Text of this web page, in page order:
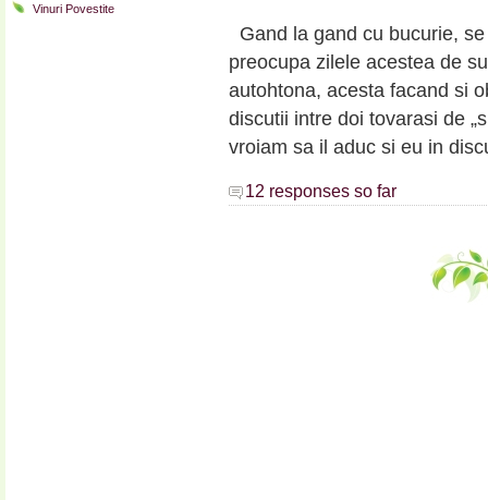
Vinuri Povestite
Gand la gand cu bucurie,
preocupa zilele acestea de
autohtona, acesta facand si
discutii intre doi tovarasi de
vroiam sa il aduc si eu in
12 responses so far